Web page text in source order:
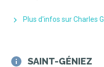
Attention : la Sécurité
consultations auprès d'un
Plus d'infos sur Charles
SAINT-GÉNIEZ